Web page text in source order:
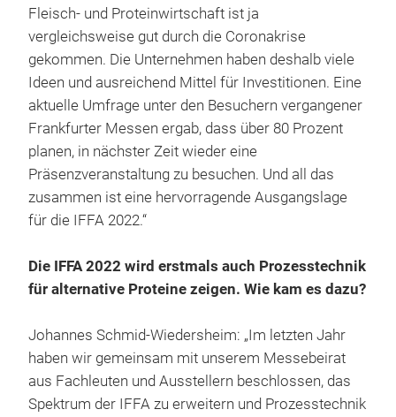
Fleisch- und Proteinwirtschaft ist ja
vergleichsweise gut durch die Coronakrise
gekommen. Die Unternehmen haben deshalb viele
Ideen und ausreichend Mittel für Investitionen. Eine
aktuelle Umfrage unter den Besuchern vergangener
Frankfurter Messen ergab, dass über 80 Prozent
planen, in nächster Zeit wieder eine
Präsenzveranstaltung zu besuchen. Und all das
zusammen ist eine hervorragende Ausgangslage
für die IFFA 2022.“
Die IFFA 2022 wird erstmals auch Prozesstechnik
für alternative Proteine zeigen. Wie kam es dazu?
Johannes Schmid-Wiedersheim: „Im letzten Jahr
haben wir gemeinsam mit unserem Messebeirat
aus Fachleuten und Ausstellern beschlossen, das
Spektrum der IFFA zu erweitern und Prozesstechnik